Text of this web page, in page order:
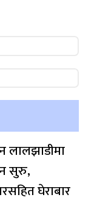
लालझाडीमा
सुरु,
घेराबार